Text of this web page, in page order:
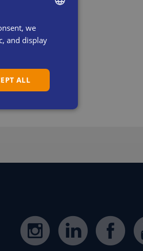
ENGLISH
SWEDISH
we
and display
ALL